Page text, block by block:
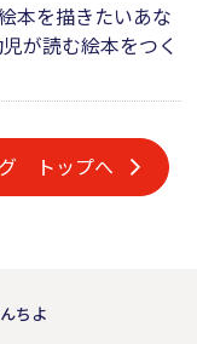
本を描きたいあな
が読む絵本をつく
グ トップへ
ちよ